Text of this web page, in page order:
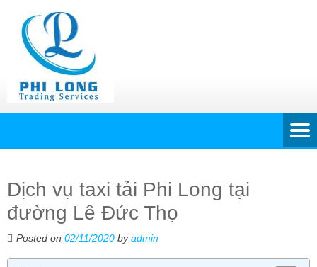
Dịch vụ taxi tải Phi Long tại
đường Lê Đức Thọ
Posted on 02/11/2020 byadmin